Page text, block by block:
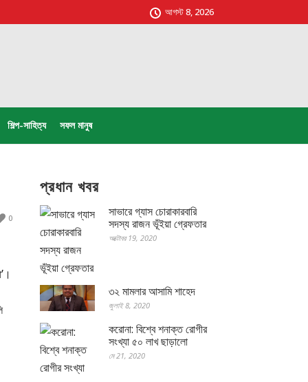
আগস্ট 8, 2026
শিল্প-সাহিত্য সফল মানুষ
0
প্রধান খবর
সাভারে গ্যাস চোরাকারবারি
সদস্য রাজন ভূঁইয়া গ্রেফতার
অক্টোবর 19, 2020
৩২ মামলার আসামি শাহেদ
জুলাই 8, 2020
করোনা: বিশ্বে শনাক্ত রোগীর
সংখ্যা ৫০ লাখ ছাড়ালো
মে 21, 2020